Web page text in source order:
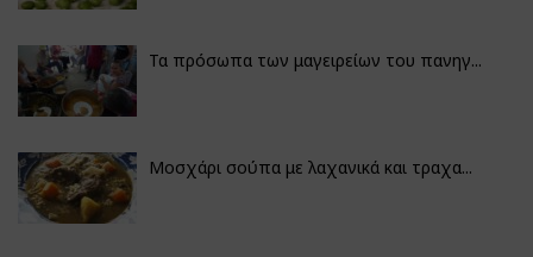
Τα πρόσωπα των μαγειρείων του πανηγ...
Μοσχάρι σούπα με λαχανικά και τραχα...